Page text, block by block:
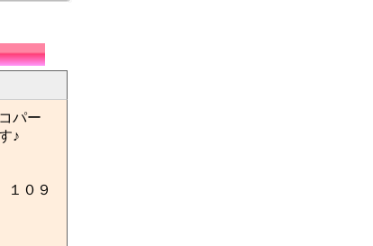
パー
♪
１０９